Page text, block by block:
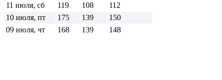
11 июля, сб
119 108
112
10 июля, пт
175 139
150
09 июля, чт
168 139 148